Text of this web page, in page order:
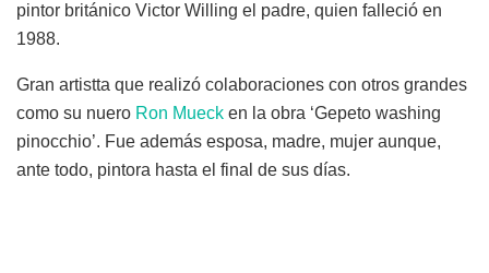
pintor británico Victor Willing el padre, quien falleció en
1988.
Gran artistta que realizó colaboraciones con otros grandes
como su nuero Ron Mueck en la obra ‘Gepeto washing
pinocchio’. Fue además esposa, madre, mujer aunque,
ante todo, pintora hasta el final de sus días.